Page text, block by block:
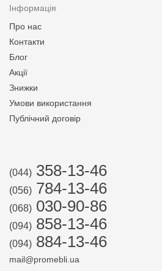
Інформація
Про нас
Контакти
Блог
Акції
Знижки
Умови використання
Публічний договір
(044) 358-13-46
(056) 784-13-46
(068) 030-90-86
(094) 858-13-46
(094) 884-13-46
mail@promebli.ua